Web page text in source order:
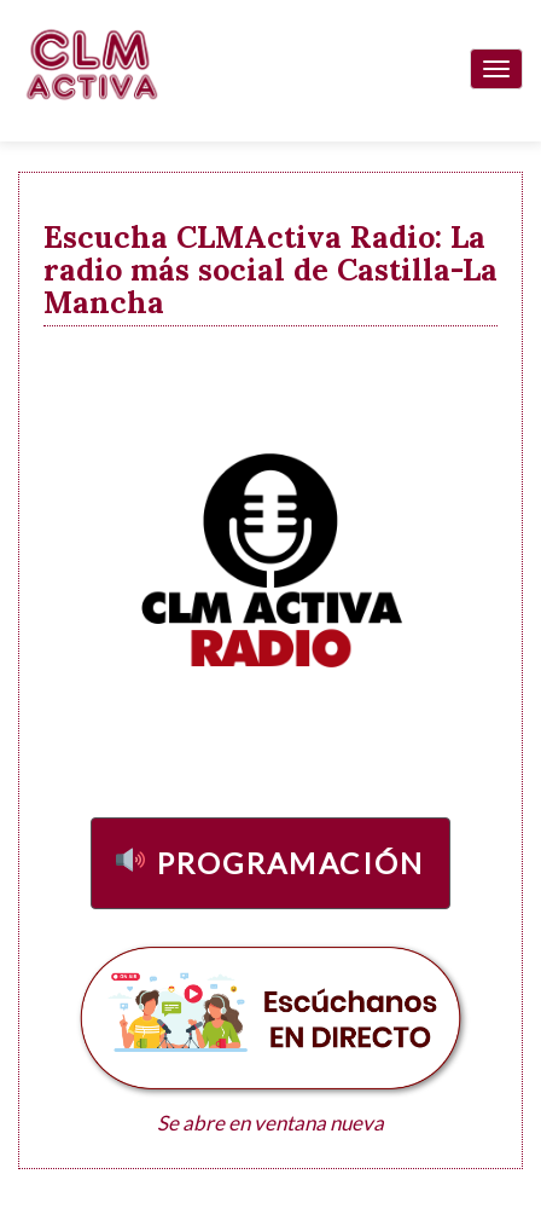
contenido
Escucha CLMActiva Radio: La
radio más social de Castilla-La
Mancha
PROGRAMACIÓN
Se abre en ventana nueva